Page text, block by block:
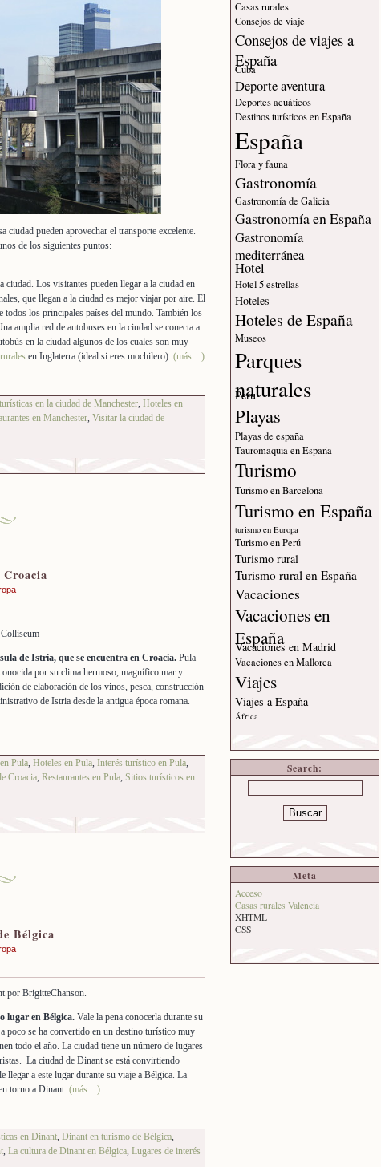
ciudad pueden aprovechar el transporte excelente.
de los siguientes puntos:
ciudad. Los visitantes pueden llegar a la ciudad en
que llegan a la ciudad es mejor viajar por aire. El
todos los principales países del mundo. También los
amplia red de autobuses en la ciudad se conecta a
en la ciudad algunos de los cuales son muy
rurales en Inglaterra (ideal si eres mochilero). (más…)
en la ciudad de Manchester, Hoteles en
en Manchester, Visitar la ciudad de
de Istria, que se encuentra en Croacia. Pula
por su clima hermoso, magnífico mar y
de elaboración de los vinos, pesca, construcción
de Istria desde la antigua época romana.
Pula, Hoteles en Pula, Interés turístico en Pula,
Croacia, Restaurantes en Pula, Sitios turísticos en
Bélgica
lugar en Bélgica. Vale la pena conocerla durante su
poco se ha convertido en un destino turístico muy
todo el año. La ciudad tiene un número de lugares
La ciudad de Dinant se está convirtiendo
llegar a este lugar durante su viaje a Bélgica. La
torno a Dinant. (más…)
en Dinant, Dinant en turismo de Bélgica,
, La cultura de Dinant en Bélgica, Lugares de interés
Casas rurales
Consejos de viaje
Consejos de viajes a
España
Cuba
Deporte aventura
Deportes acuáticos
Destinos turísticos en España
España
Flora y fauna
Gastronomía
Gastronomía de Galicia
Gastronomía en España
Gastronomía
mediterránea
Hotel
Hotel 5 estrellas
Hoteles
Hoteles de España
Museos
Parques
naturales
Peru
Playas
Playas de españa
Tauromaquia en España
Turismo
Turismo en Barcelona
Turismo en España
turismo en Europa
Turismo en Perú
Turismo rural
Turismo rural en España
Vacaciones
Vacaciones en
España
Vacaciones en Madrid
Vacaciones en Mallorca
Viajes
Viajes a España
África
Search:
Meta
Acceso
Casas rurales Valencia
XHTML
CSS